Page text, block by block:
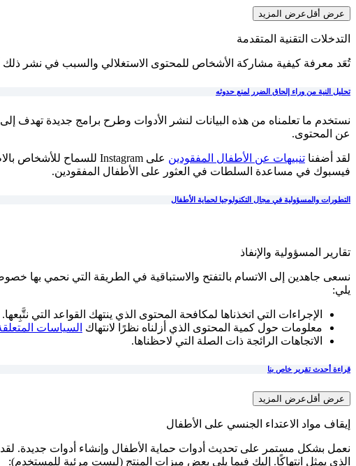
عرض أقلعرض المزيد
التدخلات التقنية المتقدمة
تُعَد معرفة كيفية مشاركة الأشخاص للمحتوى الاستغلالي والسبب في نشر ذلك
تحليل النية من وراء إلحاق الضرر لمنع حدوثه
نستخدم ما تعلمناه من هذه البيانات لنشر الأدوات وطرح برامج جديدة تهدف
عن المحتوى.
لقد أضفنا تنبيهات عن الأطفال المفقودين
فيسبوك في مساعدة السلطات في العثور على الأطفال المفقودين.
التطورات والمسؤولية في مجال التكنولوجيا لحماية الأطفال
تقارير المسؤولية والإنفاذ
نسعى جاهدين إلى الاتسام بالتفتح والاستباقية في الطريقة التي نحمي بها
يلي:
الإجراءات التي اتخذناها لمكافحة المحتوى الذي ينتهك القواعد التي نتَّبِعها.
معلومات حول كمية المحتوى الذي أزلناه نظرًا لانتهاك السياسات
الاتجاهات الرائجة ذات الصلة التي لاحظناها.
قراءة أحدث تقرير خاص بنا
عرض أقلعرض المزيد
إيقاف مواد الاعتداء الجنسي على الأطفال
نعمل بشكل مستمر على تحديث أدوات حماية الأطفال وإنشاء أدوات جديدة. لقد
الذي يمثل انتهاكًا. إليك فيما يلي بعض ميزات المنتج (ليست مرئية للمستخدم):